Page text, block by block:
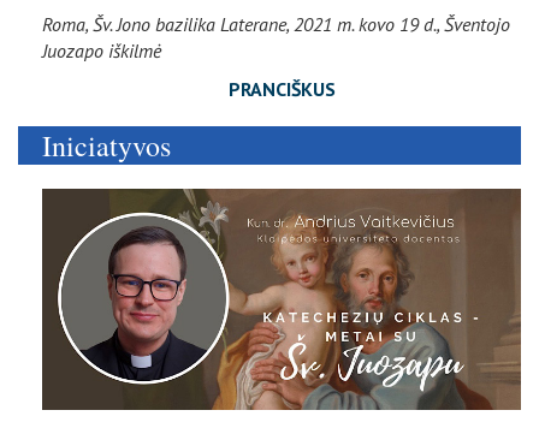
Roma, Šv. Jono bazilika Laterane, 2021 m. kovo 19 d., Šventojo
Juozapo iškilmė
PRANCIŠKUS
Iniciatyvos